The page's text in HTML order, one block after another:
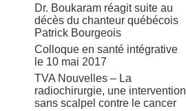
Dr. Boukaram réagit suite au
décès du chanteur québécois
Patrick Bourgeois
Colloque en santé intégrative
le 10 mai 2017
TVA Nouvelles – La
radiochirurgie, une intervention
sans scalpel contre le cancer